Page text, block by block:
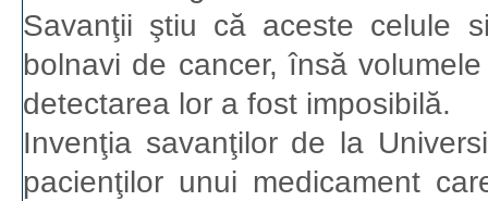
Savanţii ştiu că aceste celule
bolnavi de cancer, însă
detectarea lor a fost imposibilă.
Invenţia savanţilor de la
pacienţilor unui medicament